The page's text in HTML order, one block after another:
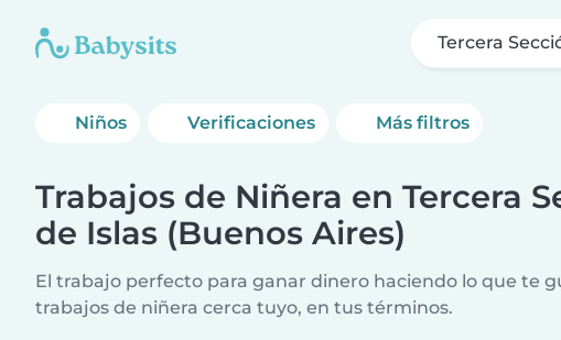
Tercera
Niños Verificaciones Más filtros
Trabajos de Niñera en Tercera
de Islas (Buenos Aires)
El trabajo perfecto para ganar dinero haciendo lo que te
trabajos de niñera cerca tuyo, en tus términos.